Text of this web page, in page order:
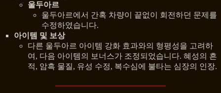
울두아르
울두아르에서 간혹 차량이 끝없이 회전하던 문제를
수정하였습니다.
아이템 및 보상
다른 울두아르 아이템 강화 효과와의 형평성을 고려하
여, 다음 아이템의 보너스가 조정되었습니다. 혜성의 흔
적, 암흑 물질, 유성 수정, 복수심에 불타는 심장의 인장.